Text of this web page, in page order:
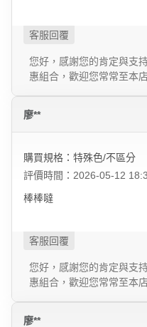
您好，感謝您的肯定與支
惠組合，歡迎您常常至本
廖**
購買規格：特殊色/不區分
評價時間：2026-05-12
棒棒噠
您好，感謝您的肯定與支
惠組合，歡迎您常常至本
廖**